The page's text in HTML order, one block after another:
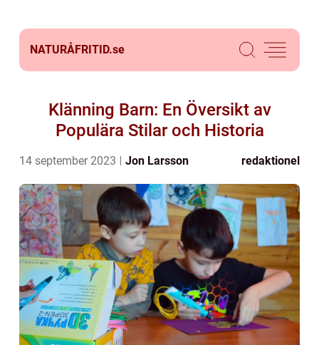
NATURÅFRITID.se
Klänning Barn: En Översikt av
Populära Stilar och Historia
14 september 2023 Jon Larsson redaktionel